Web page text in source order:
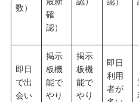
数）
確
認）
即日
で出
会い
掲示
板機
能で
やり
掲示
板機
能で
やり
即日
利用
者が